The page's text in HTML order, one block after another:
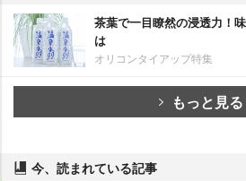
茶葉で一目瞭然の浸透力！
は
オリコンタイアップ特集
もっと見る
今、読まれている記事